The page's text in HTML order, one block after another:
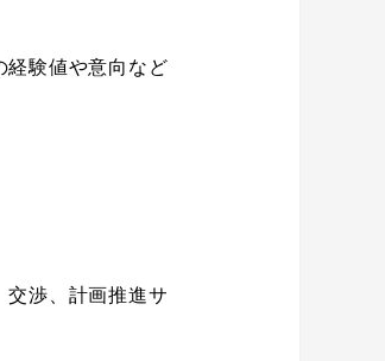
経験値や意向など
交渉、計画推進サ